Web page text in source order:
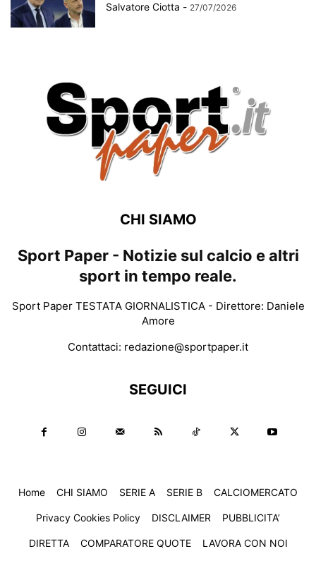
Salvatore Ciotta - 27/07/2026
CHI SIAMO
Sport Paper - Notizie sul calcio e altri
sport in tempo reale.
Sport Paper TESTATA GIORNALISTICA - Direttore: Daniele
Amore
Contattaci: redazione@sportpaper.it
SEGUICI
Home CHI SIAMO SERIE A SERIE B CALCIOMERCATO
Privacy Cookies Policy DISCLAIMER PUBBLICITA’
DIRETTA COMPARATORE QUOTE LAVORA CON NOI